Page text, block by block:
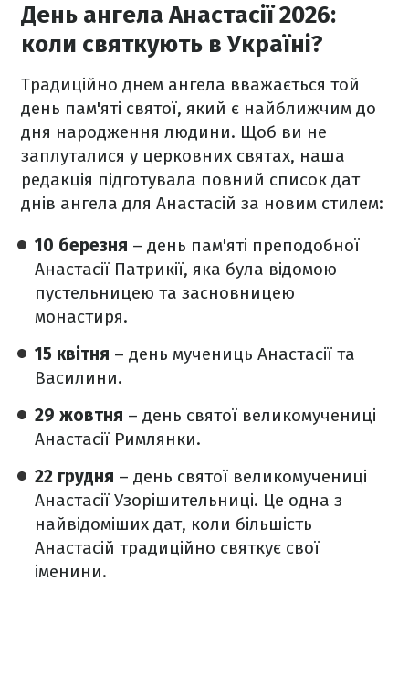
День ангела Анастасії 2026:
коли святкують в Україні?
Традиційно днем ангела вважається той
день пам'яті святої, який є найближчим до
дня народження людини. Щоб ви не
заплуталися у церковних святах, наша
редакція підготувала повний список дат
днів ангела для Анастасій за новим стилем:
10 березня – день пам'яті преподобної
Анастасії Патрикії, яка була відомою
пустельницею та засновницею
монастиря.
15 квітня – день мучениць Анастасії та
Василини.
29 жовтня – день святої великомучениці
Анастасії Римлянки.
22 грудня – день святої великомучениці
Анастасії Узорішительниці. Це одна з
найвідоміших дат, коли більшість
Анастасій традиційно святкує свої
іменини.